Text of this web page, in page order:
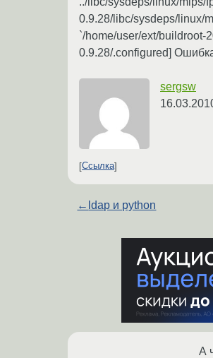
0.9.28/libc/sysdeps/linux/
`/home/user/ext/buildroot-
0.9.28/.configured]
sergsw
Ссылка
← ldap и python
А